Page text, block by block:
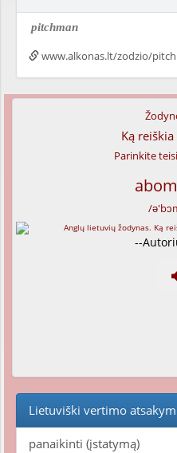
pitchman
www.alkonas.lt/zodzio/
Ką
Parinkite
/
--
Lietuviški vertimo
panaikinti (įstatymą)